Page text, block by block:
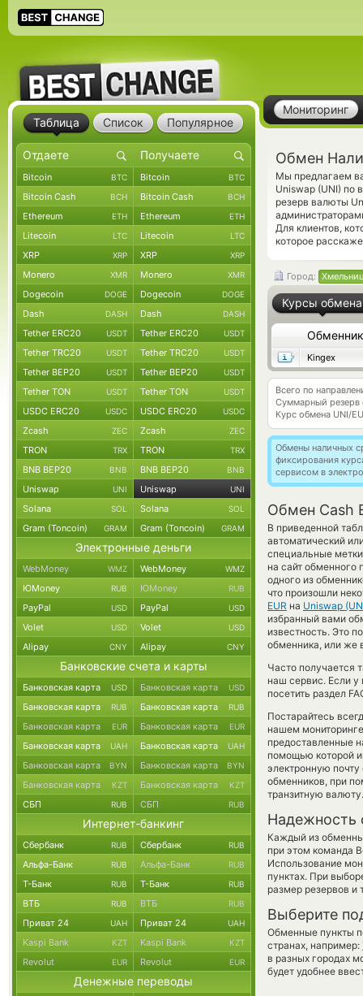
Мониторинг
Обмен
Мы предлагаем
Uniswap (UNI) по
резерв валюты
Для клиентов,
которое
Город:
Курсы обмена
Обменник
Kingex
Всего по
Суммарный резерв
Курс обмена UNI/
Обмены наличных
фиксирования
сервисом в
Обмен Cash
В приведенной
автоматический
специальные
на сайт обменного
одного из
что произошли
EUR на Uniswap
избранный вами
известность. Это
обменника, или же
Часто получается
наш сервис. Если у
посетить раздел
Постарайтесь
нашем
предоставленные
помощью которой
электронную почту
обменников, при
транзитную валюту.
Надежность
Каждый из
при этом команда
Использование
пунктах. При
размер резервов и
Выберите
Обменные пункты
странах, например:
в разных городах
будет удобнее
Таблица Список Популярное
Bitcoin BTC Bitcoin BTC
Bitcoin Cash BCH Bitcoin Cash BCH
Ethereum ETH Ethereum ETH
Litecoin LTC Litecoin LTC
XRP XRP XRP XRP
Monero XMR Monero XMR
Dogecoin DOGE Dogecoin DOGE
Dash DASH Dash DASH
Tether ERC20 USDT Tether ERC20 USDT
Tether TRC20 USDT Tether TRC20 USDT
Tether BEP20 USDT Tether BEP20 USDT
Tether TON USDT Tether TON USDT
USDC ERC20 USDC USDC ERC20 USDC
Zcash ZEC Zcash ZEC
TRON TRX TRON TRX
BNB BEP20 BNB BNB BEP20 BNB
Uniswap UNI Uniswap UNI
Solana SOL Solana SOL
Gram (Toncoin) GRAM Gram (Toncoin) GRAM
Электронные деньги
WebMoney WMZ WebMoney WMZ
ЮMoney RUB ЮMoney RUB
PayPal USD PayPal USD
Volet USD Volet USD
Alipay CNY Alipay CNY
Банковские счета и карты
Банковская карта USD Банковская карта USD
Банковская карта RUB Банковская карта RUB
Банковская карта EUR Банковская карта EUR
Банковская карта UAH Банковская карта UAH
Банковская карта BYN Банковская карта BYN
Банковская карта KZT Банковская карта KZT
СБП RUB СБП RUB
Интернет-банкинг
Сбербанк RUB Сбербанк RUB
Альфа-Банк RUB Альфа-Банк RUB
Т-Банк RUB Т-Банк RUB
ВТБ RUB ВТБ RUB
Приват 24 UAH Приват 24 UAH
Kaspi Bank KZT Kaspi Bank KZT
Revolut EUR Revolut EUR
Денежные переводы